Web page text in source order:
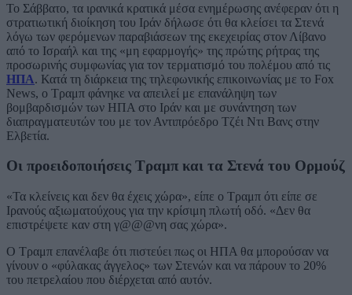
Το Σάββατο, τα ιρανικά κρατικά μέσα ενημέρωσης ανέφεραν ότι η
στρατιωτική διοίκηση του Ιράν δήλωσε ότι θα κλείσει τα Στενά
λόγω των φερόμενων παραβιάσεων της εκεχειρίας στον Λίβανο
από το Ισραήλ και της «μη εφαρμογής» της πρώτης ρήτρας της
προσωρινής συμφωνίας για τον τερματισμό του πολέμου από τις
ΗΠΑ. Κατά τη διάρκεια της τηλεφωνικής επικοινωνίας με το Fox
News, ο Τραμπ φάνηκε να απειλεί με επανάληψη των
βομβαρδισμών των ΗΠΑ στο Ιράν και με συνάντηση των
διαπραγματευτών του με τον Αντιπρόεδρο Τζέι Ντι Βανς στην
Ελβετία.
Οι προειδοποιήσεις Τραμπ και τα Στενά του Ορμούζ
«Τα κλείνεις και δεν θα έχεις χώρα», είπε ο Τραμπ ότι είπε σε
Ιρανούς αξιωματούχους για την κρίσιμη πλωτή οδό. «Δεν θα
επιστρέψετε καν στη γ@@@νη σας χώρα».
Ο Τραμπ επανέλαβε ότι πιστεύει πως οι ΗΠΑ θα μπορούσαν να
γίνουν ο «φύλακας άγγελος» των Στενών και να πάρουν το 20%
του πετρελαίου που διέρχεται από αυτόν.